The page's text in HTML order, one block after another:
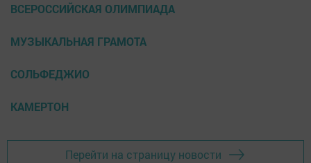
ВСЕРОССИЙСКАЯ ОЛИМПИАДА
МУЗЫКАЛЬНАЯ ГРАМОТА
СОЛЬФЕДЖИО
КАМЕРТОН
Перейти на страницу новости